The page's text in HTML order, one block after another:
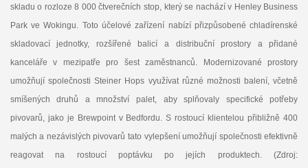
skladu o rozloze 8 000 čtverečních stop, který se nachází v Henley Business
Park ve Wokingu. Toto účelové zařízení nabízí přizpůsobené chladírenské
skladovací jednotky, rozšířené balicí a distribuční prostory a přidané
kanceláře v mezipatře pro šest zaměstnanců. Modernizované prostory
umožňují společnosti Steiner Hops využívat různé možnosti balení, včetně
smíšených druhů a množství palet, aby splňovaly specifické potřeby
pivovarů, jako je Brewpoint v Bedfordu. S rostoucí klientelou přibližně 400
malých a nezávislých pivovarů tato vylepšení umožňují společnosti efektivně
reagovat na rostoucí poptávku po jejích produktech. (Zdroj: